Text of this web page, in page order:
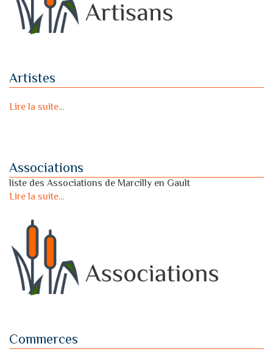
Artistes
Lire la suite...
Associations
liste des Associations de Marcilly en Gault
Lire la suite...
Commerces